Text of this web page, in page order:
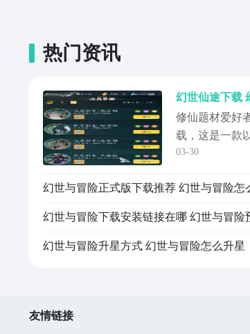
热门资讯
修仙题材爱好
载，这是一款
仙手游。游戏
积累与境界突
将置身于一个
03-30
幻世与冒险正式版下载推荐 幻世与冒险怎
幻世与冒险下载安装链接在哪 幻世与冒险
幻世与冒险升星方式 幻世与冒险怎么升星
友情链接